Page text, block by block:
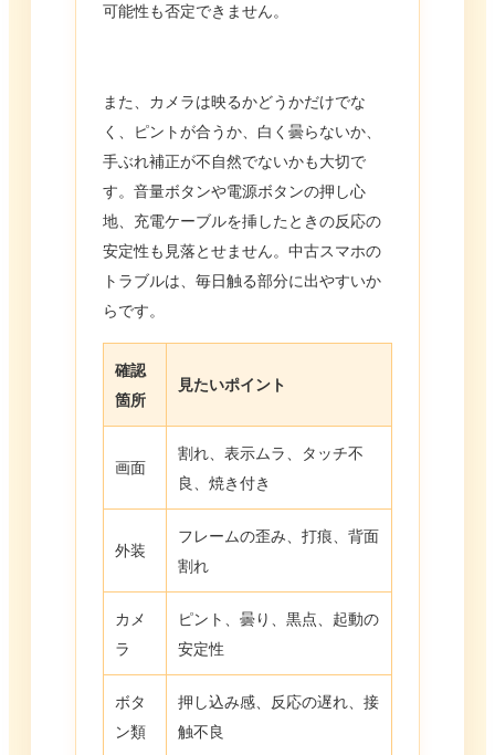
可能性も否定できません。
また、カメラは映るかどうかだけでな
く、ピントが合うか、白く曇らないか、
手ぶれ補正が不自然でないかも大切で
す。音量ボタンや電源ボタンの押し心
地、充電ケーブルを挿したときの反応の
安定性も見落とせません。中古スマホの
トラブルは、毎日触る部分に出やすいか
らです。
確認
箇所
見たいポイント
画面
割れ、表示ムラ、タッチ不
良、焼き付き
外装
フレームの歪み、打痕、背面
割れ
カメ
ラ
ピント、曇り、黒点、起動の
安定性
ボタ
ン類
押し込み感、反応の遅れ、接
触不良